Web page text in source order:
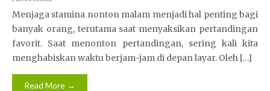
Menjaga stamina nonton malam menjadi hal penting bagi
banyak orang, terutama saat menyaksikan pertandingan
favorit. Saat menonton pertandingan, sering kali kita
menghabiskan waktu berjam-jam di depan layar. Oleh […]
Read More →